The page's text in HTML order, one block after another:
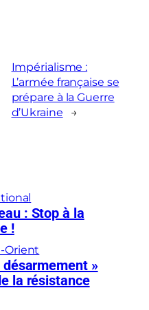
Impérialisme :
L’armée française se
prépare à la Guerre
d’Ukraine
→
: Stop à la
!
Orient
désarmement »
la résistance